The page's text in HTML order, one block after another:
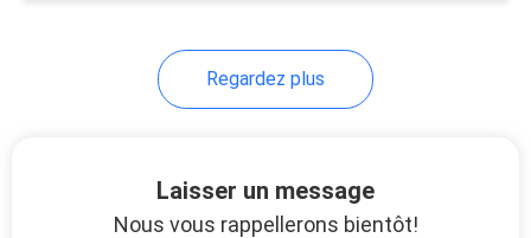
Cinéma
Regardez plus
Laisser un message
Nous vous rappellerons bientôt!